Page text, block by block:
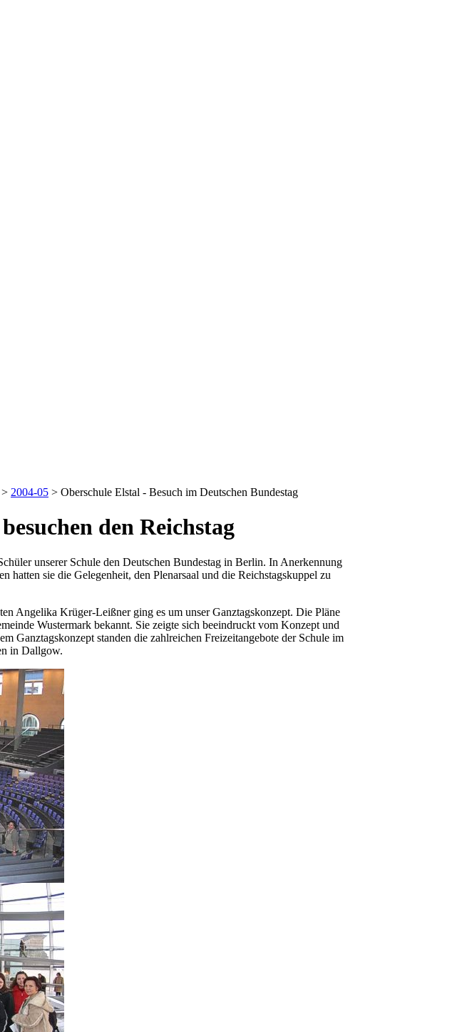
2004-05 > Oberschule Elstal - Besuch im Deutschen Bundestag
den Reichstag
unserer Schule den Deutschen Bundestag in Berlin. In Anerkennung
hatten sie die Gelegenheit, den Plenarsaal und die Reichstagskuppel zu
Angelika Krüger-Leißner ging es um unser Ganztagskonzept. Die Pläne
Wustermark bekannt. Sie zeigte sich beeindruckt vom Konzept und
Ganztagskonzept standen die zahlreichen Freizeitangebote der Schule im
in Dallgow.